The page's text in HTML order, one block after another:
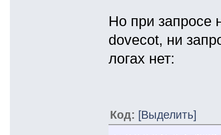
Но при запросе
dovecot, ни
логах нет:
Код: [Выделить]